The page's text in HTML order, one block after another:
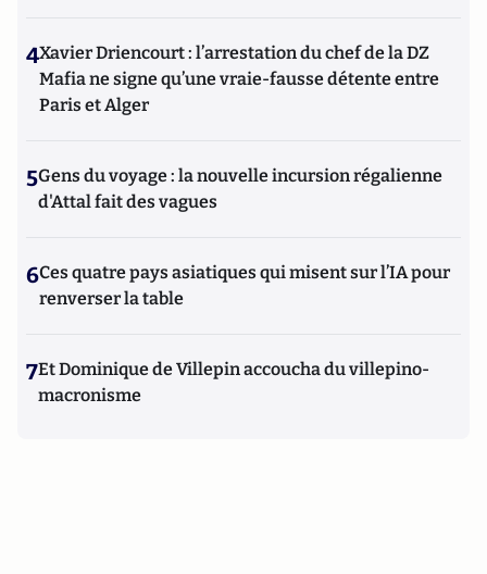
4Xavier Driencourt : l’arrestation du chef de la DZ
Mafia ne signe qu’une vraie-fausse détente entre
Paris et Alger
5Gens du voyage : la nouvelle incursion régalienne
d'Attal fait des vagues
6Ces quatre pays asiatiques qui misent sur l’IA pour
renverser la table
7Et Dominique de Villepin accoucha du villepino-
macronisme